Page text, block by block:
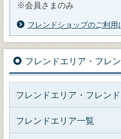
※会員さまのみ
フレンドショップのご利用
フレンドエリア・フレ
フレンドエリア・フレン
フレンドエリア一覧